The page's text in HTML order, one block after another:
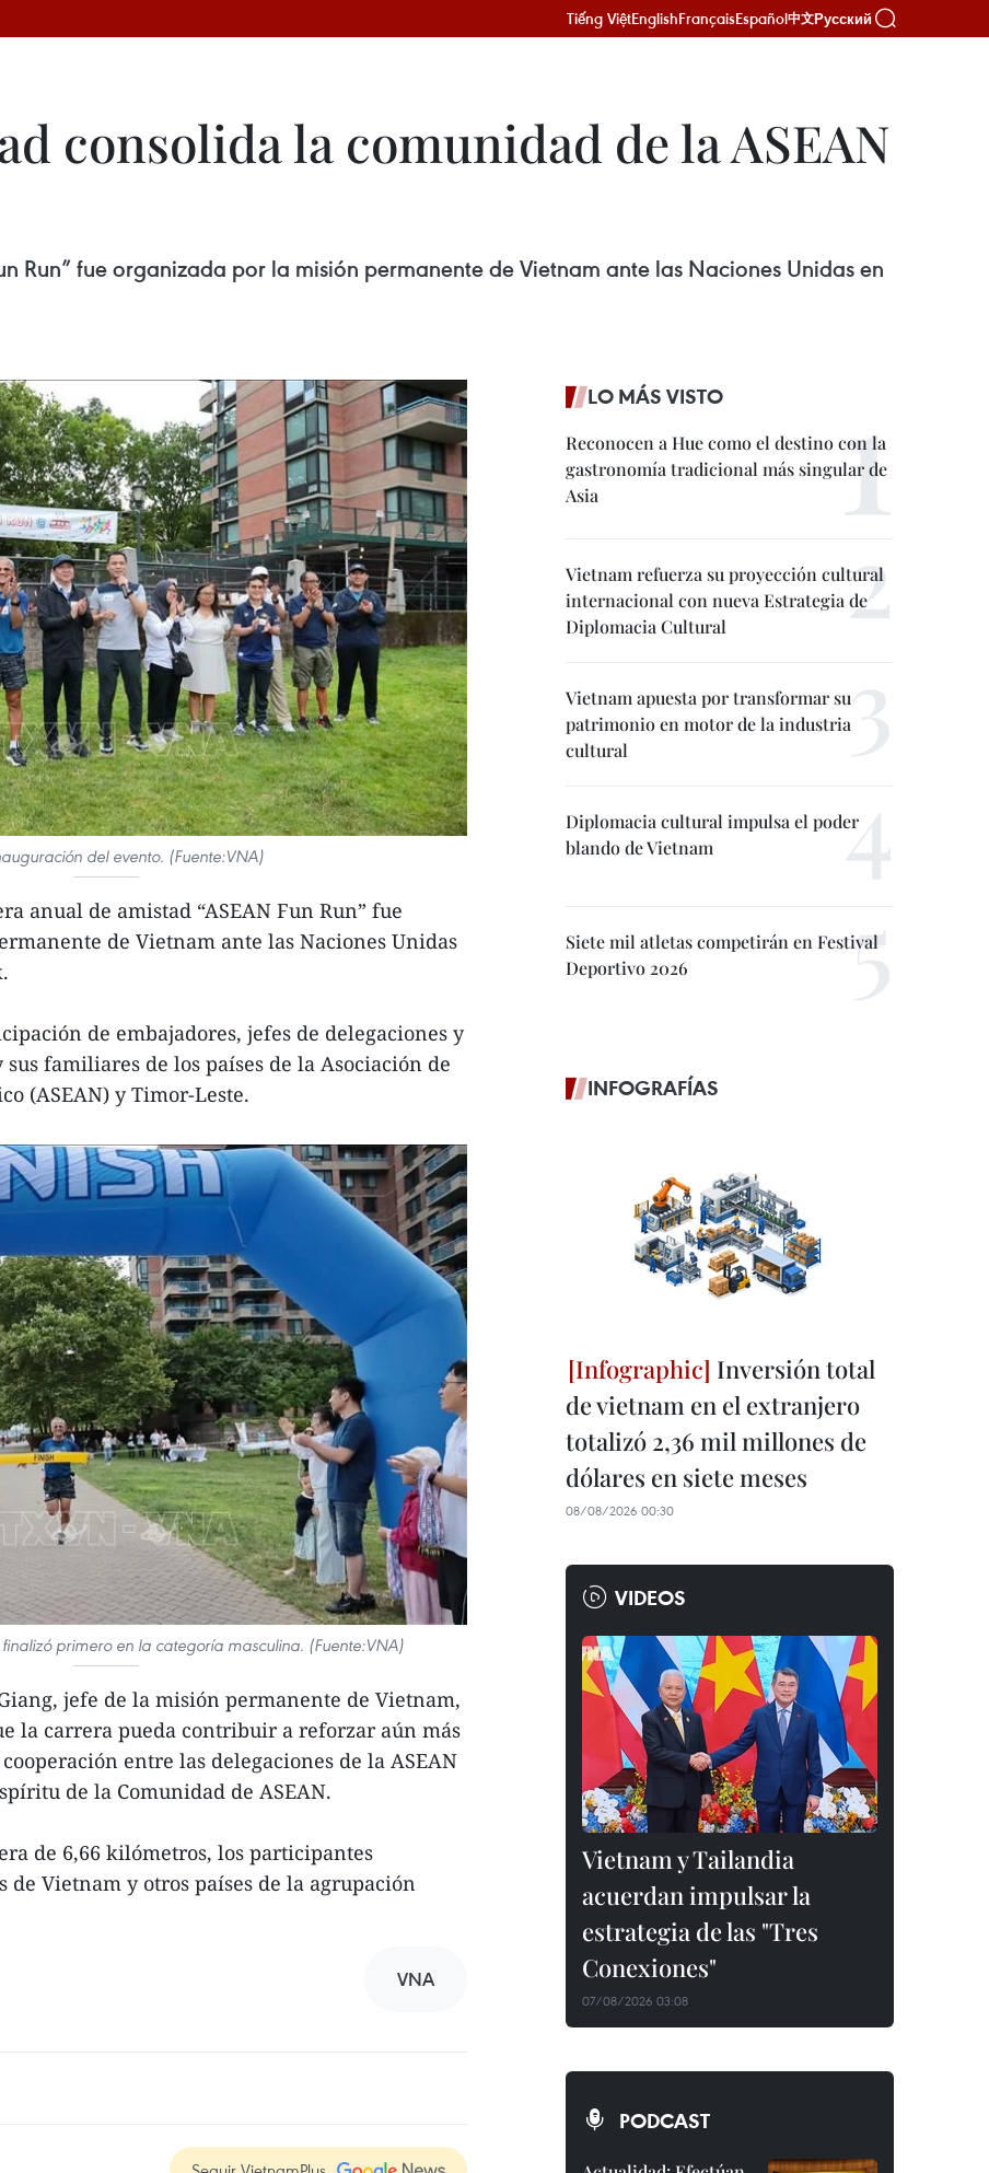
Tiếng ViệtEnglishFrançaisEspañol中文Русский
consolida la comunidad de la ASEAN
Run” fue organizada por la misión permanente de Vietnam ante las Naciones Unidas en
del evento. (Fuente:VNA)
anual de amistad “ASEAN Fun Run” fue
de Vietnam ante las Naciones Unidas
de embajadores, jefes de delegaciones y
familiares de los países de la Asociación de
(ASEAN) y Timor-Leste.
primero en la categoría masculina. (Fuente:VNA)
jefe de la misión permanente de Vietnam,
la carrera pueda contribuir a reforzar aún más
entre las delegaciones de la ASEAN
de la Comunidad de ASEAN.
de 6,66 kilómetros, los participantes
Vietnam y otros países de la agrupación
VNA
LO MÁS VISTO
Reconocen a Hue como el destino con la
gastronomía tradicional más singular de
Asia
Vietnam refuerza su proyección cultural
internacional con nueva Estrategia de
Diplomacia Cultural
Vietnam apuesta por transformar su
patrimonio en motor de la industria
cultural
Diplomacia cultural impulsa el poder
blando de Vietnam
Siete mil atletas competirán en Festival
Deportivo 2026
INFOGRAFÍAS
Inversión total
de vietnam en el extranjero
totalizó 2,36 mil millones de
dólares en siete meses
08/08/2026 00:30
VIDEOS
Vietnam y Tailandia
acuerdan impulsar la
estrategia de las "Tres
Conexiones"
07/08/2026 03:08
PODCAST